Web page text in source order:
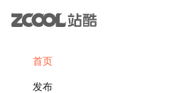
首页
发布